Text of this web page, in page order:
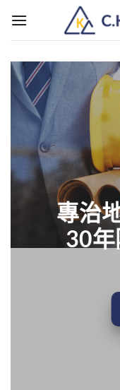
專治
30